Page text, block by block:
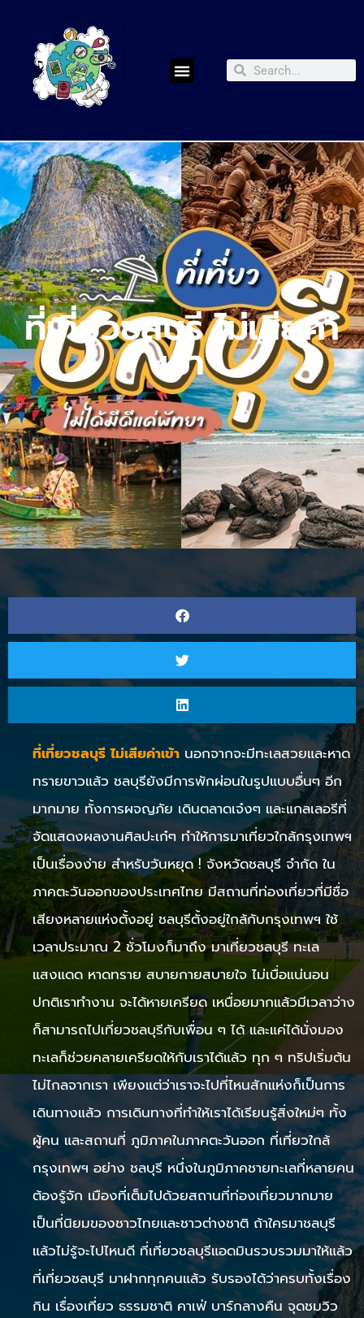
ที่เที่ยวชลบุรี ไม่เสียค่า
เข้า
ที่เที่ยวชลบุรี ไม่เสียค่าเข้า นอกจากจะมีทะเลสวยและหาด
ทรายขาวแล้ว ชลบุรียังมีการพักผ่อนในรูปแบบอื่นๆ อีก
มากมาย ทั้งการผจญภัย เดินตลาดเจ๋งๆ และแกลเลอรีที่
จัดแสดงผลงานศิลปะเก๋ๆ ทำให้การมาเที่ยวใกล้กรุงเทพฯ
เป็นเรื่องง่าย สำหรับวันหยุด ! จังหวัดชลบุรี จำกัด ใน
ภาคตะวันออกของประเทศไทย มีสถานที่ท่องเที่ยวที่มีชื่อ
เสียงหลายแห่งตั้งอยู่ ชลบุรีตั้งอยู่ใกล้กับกรุงเทพฯ ใช้
เวลาประมาณ 2 ชั่วโมงก็มาถึง มาเที่ยวชลบุรี ทะเล
แสงแดด หาดทราย สบายกายสบายใจ ไม่เบื่อแน่นอน
ปกติเราทำงาน จะได้หายเครียด เหนื่อยมากแล้วมีเวลาว่าง
ก็สามารถไปเที่ยวชลบุรีกับเพื่อน ๆ ได้ และแค่ได้นั่งมอง
ทะเลก็ช่วยคลายเครียดให้กับเราได้แล้ว ทุก ๆ ทริปเริ่มต้น
ไม่ไกลจากเรา เพียงแต่ว่าเราจะไปที่ไหนสักแห่งก็เป็นการ
เดินทางแล้ว การเดินทางที่ทำให้เราได้เรียนรู้สิ่งใหม่ๆ ทั้ง
ผู้คน และสถานที่ ภูมิภาคในภาคตะวันออก ที่เที่ยวใกล้
กรุงเทพฯ อย่าง ชลบุรี หนึ่งในภูมิภาคชายทะเลที่หลายคน
ต้องรู้จัก เมืองที่เต็มไปด้วยสถานที่ท่องเที่ยวมากมาย
เป็นที่นิยมของชาวไทยและชาวต่างชาติ ถ้าใครมาชลบุรี
แล้วไม่รู้จะไปไหนดี ที่เที่ยวชลบุรีแอดมินรวบรวมมาให้แล้ว
ที่เที่ยวชลบุรี มาฝากทุกคนแล้ว รับรองได้ว่าครบทั้งเรื่อง
กิน เรื่องเที่ยว ธรรมชาติ คาเฟ่ บาร์กลางคืน จุดชมวิว